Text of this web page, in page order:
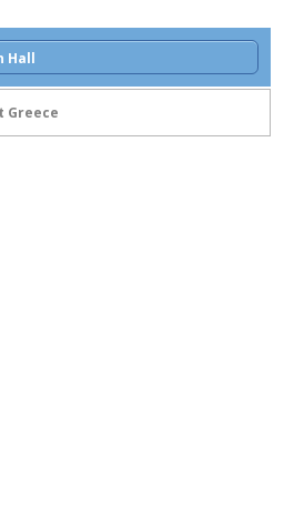
Hall
Greece